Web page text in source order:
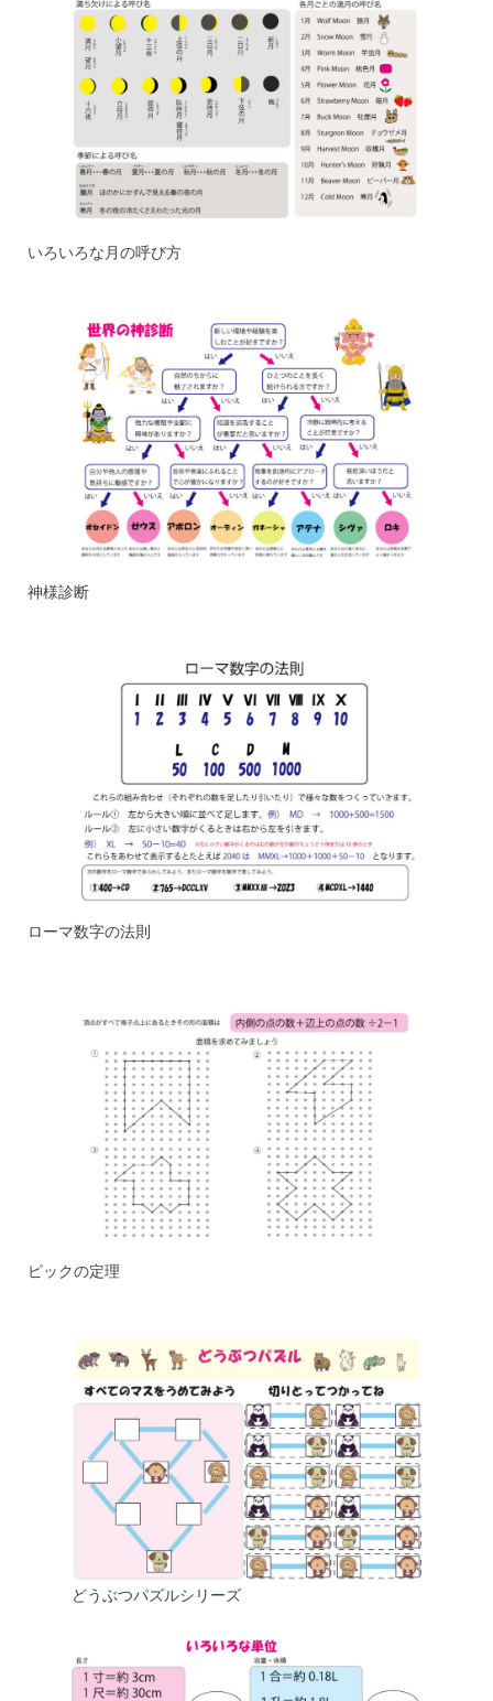
いろいろな月の呼び方
神様診断
ローマ数字の法則
ピックの定理
どうぶつパズルシリーズ